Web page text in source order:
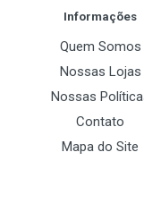
Switches
Iluminação
Branco
Informações
Quem Somos
Nossas Lojas
Nossas
Contato
Mapa do Site